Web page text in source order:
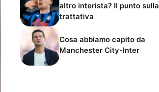
altro interista? Il punto sulla
trattativa
Cosa abbiamo capito da
Manchester City-Inter